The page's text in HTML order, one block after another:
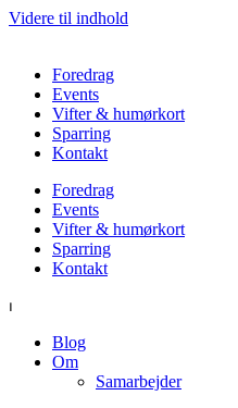
Videre til indhold
Foredrag
Events
Vifter & humørkort
Sparring
Kontakt
Foredrag
Events
Vifter & humørkort
Sparring
Kontakt
⏐
Blog
Om
Samarbejder